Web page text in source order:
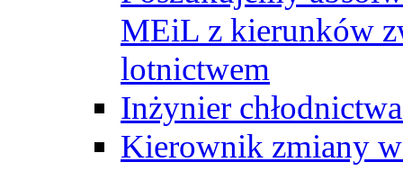
MEiL z kierunków
lotnictwem
Inżynier
Kierownik zmiany